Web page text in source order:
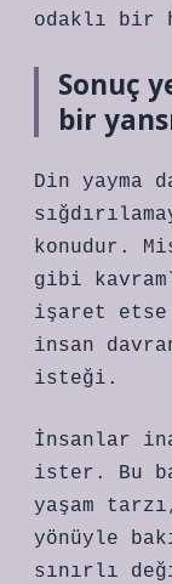
odaklı bir
Sonuç
bir
Din yayma
konudur.
gibi
işaret etse
insan
isteği.
İnsanlar
ister. Bu
yaşam
yönüyle
sınırlı